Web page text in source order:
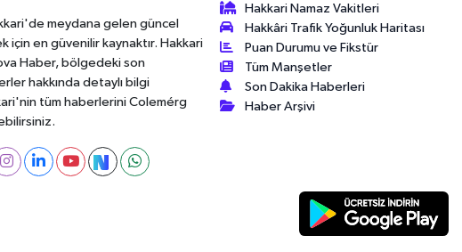
meydana gelen güncel
için en güvenilir kaynaktır. Hakkari
Haber, bölgedeki son
hakkında detaylı bilgi
tüm haberlerini Colemérg
Hakkari Namaz Vakitleri
Hakkâri Trafik Yoğunluk Haritası
Puan Durumu ve Fikstür
Tüm Manşetler
Son Dakika Haberleri
Haber Arşivi